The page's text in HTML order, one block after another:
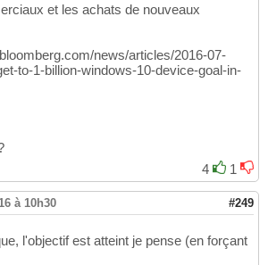
et les achats de nouveaux
news/articles/2016-07-
to-1-billion-windows-10-device-goal-in-
4
1
à 10h30 #249
l'objectif est atteint je pense (en forçant